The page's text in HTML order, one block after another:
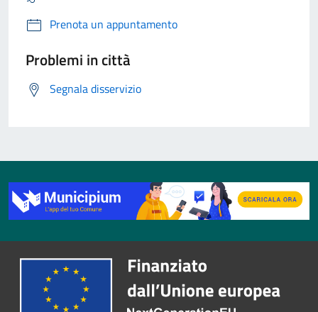
Prenota un appuntamento
Problemi in città
Segnala disservizio